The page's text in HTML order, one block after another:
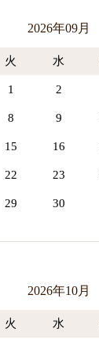
2026年09月
火 水
1 2
8 9
15 16
22 23
29 30
2026年10月
火 水